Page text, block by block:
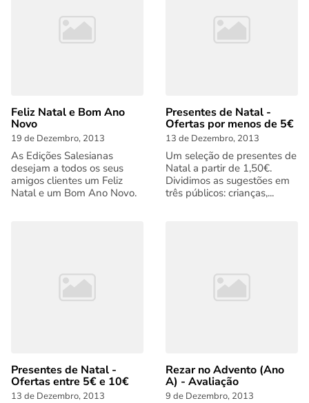
Feliz Natal e Bom Ano
Novo
19 de Dezembro, 2013
As Edições Salesianas
desejam a todos os seus
amigos clientes um Feliz
Natal e um Bom Ano Novo.
Presentes de Natal -
Ofertas por menos de 5€
13 de Dezembro, 2013
Um seleção de presentes de
Natal a partir de 1,50€.
Dividimos as sugestões em
três públicos: crianças,...
Presentes de Natal -
Ofertas entre 5€ e 10€
13 de Dezembro, 2013
Rezar no Advento (Ano
A) - Avaliação
9 de Dezembro, 2013